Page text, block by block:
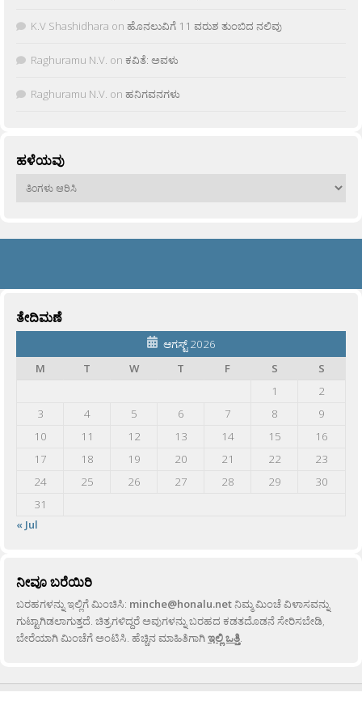
K.V Shashidhara on ಹೊನಲುವಿಗೆ 11 ವರುಶ ತುಂಬಿದ ನಲಿವು
Raghuramu N.V. on ಕವಿತೆ: ಅವಳು
Raghuramu N.V. on ಹನಿಗವನಗಳು
ಹಳೆಯವು
ಹಳೆಯವು
ತೇದಿಮಣೆ
ಆಗಸ್ಟ್ 2026
M
T W T F S
S
1
2
3
4 5 6 7 8
9
10
11 12 13 14 15
16
17
18 19 20 21 22
23
24
25 26 27 28 29
30
31
« Jul
ನೀವೂ ಬರೆಯಿರಿ
ಬರಹಗಳನ್ನು ಇಲ್ಲಿಗೆ ಮಿಂಚಿಸಿ: minche@honalu.netನಿಮ್ಮ ಮಿಂಚೆ ವಿಳಾಸವನ್ನು
ಗುಟ್ಟಾಗಿಡಲಾಗುತ್ತದೆ. ಚಿತ್ರಗಳಿದ್ದರೆ ಅವುಗಳನ್ನು ಬರಹದ ಕಡತದೊಡನೆ ಸೇರಿಸಬೇಡಿ,
ಬೇರೆಯಾಗಿ ಮಿಂಚೆಗೆ ಅಂಟಿಸಿ. ಹೆಚ್ಚಿನ ಮಾಹಿತಿಗಾಗಿಇಲ್ಲಿ ಒತ್ತಿ.